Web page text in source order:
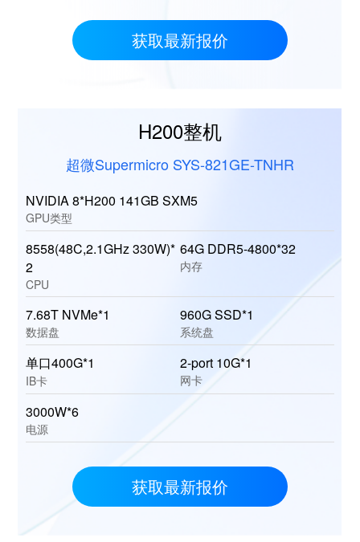
获取最新报价
H200整机
超微Supermicro SYS-821GE-TNHR
NVIDIA 8*H200 141GB SXM5
GPU类型
8558(48C,2.1GHz 330W)*
2
CPU
64G DDR5-4800*32
内存
7.68T NVMe*1
数据盘
960G SSD*1
系统盘
单口400G*1
IB卡
2-port 10G*1
网卡
3000W*6
电源
获取最新报价